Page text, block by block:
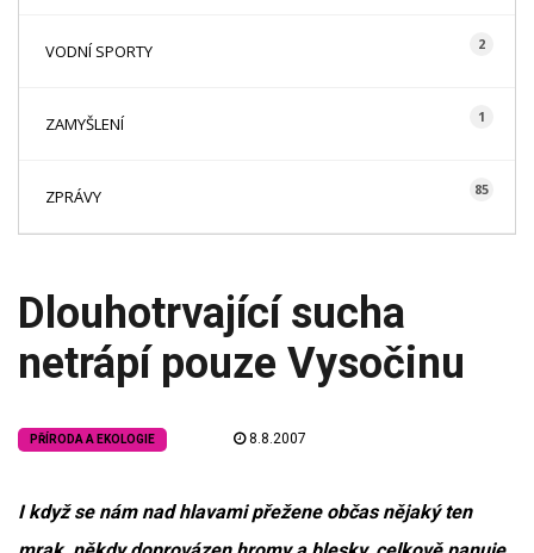
VODNÍ SPORTY 2
ZAMYŠLENÍ 1
ZPRÁVY 85
Dlouhotrvající sucha
netrápí pouze Vysočinu
PŘÍRODA A EKOLOGIE 8.8.2007
I když se nám nad hlavami přežene občas nějaký ten